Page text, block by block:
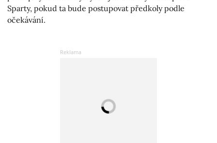
Sparty, pokud ta bude postupovat předkoly podle
očekávání.